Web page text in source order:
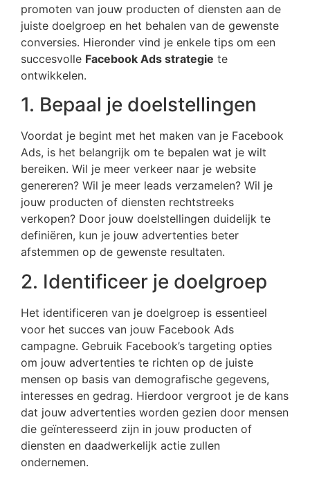
promoten van jouw producten of diensten aan de
juiste doelgroep en het behalen van de gewenste
conversies. Hieronder vind je enkele tips om een
succesvolle Facebook Ads strategie te
ontwikkelen.
1. Bepaal je doelstellingen
Voordat je begint met het maken van je Facebook
Ads, is het belangrijk om te bepalen wat je wilt
bereiken. Wil je meer verkeer naar je website
genereren? Wil je meer leads verzamelen? Wil je
jouw producten of diensten rechtstreeks
verkopen? Door jouw doelstellingen duidelijk te
definiëren, kun je jouw advertenties beter
afstemmen op de gewenste resultaten.
2. Identificeer je doelgroep
Het identificeren van je doelgroep is essentieel
voor het succes van jouw Facebook Ads
campagne. Gebruik Facebook’s targeting opties
om jouw advertenties te richten op de juiste
mensen op basis van demografische gegevens,
interesses en gedrag. Hierdoor vergroot je de kans
dat jouw advertenties worden gezien door mensen
die geïnteresseerd zijn in jouw producten of
diensten en daadwerkelijk actie zullen
ondernemen.